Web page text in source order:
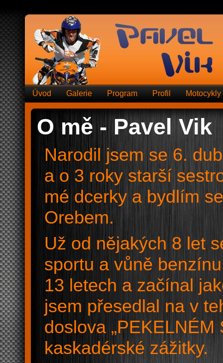
Úvod Galerie Program Profil Motocykly
O mě - Pavel Vik
Narodil jsem se 6.
a o 3 roky starší
mé dcerky a bydlím
Orebem.
Už od nějakých 8 let
sportu a vůně
13 letech a začínal
jsem přesedlal na v
doslova
kaskadérské zážitky.